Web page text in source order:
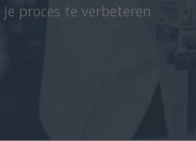
proces te verbeteren